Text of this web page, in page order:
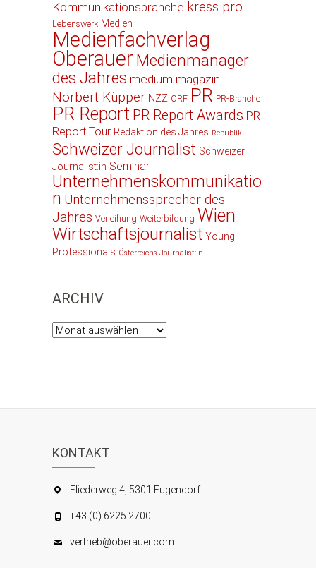
Kommunikationsbranche kress pro
Lebenswerk Medien
Medienfachverlag
Oberauer Medienmanager
des Jahres medium magazin
Norbert Küpper NZZ ORF PR PR-Branche
PR Report PR Report Awards PR
Report Tour Redaktion des Jahres Republik
Schweizer Journalist Schweizer
Journalist:in Seminar
Unternehmenskommunikatio
n Unternehmenssprecher des
Jahres Verleihung Weiterbildung Wien
Wirtschaftsjournalist Young
Professionals Österreichs Journalist:in
ARCHIV
Archiv
KONTAKT
Fliederweg 4, 5301 Eugendorf
+43 (0) 6225 2700
vertrieb@oberauer.com